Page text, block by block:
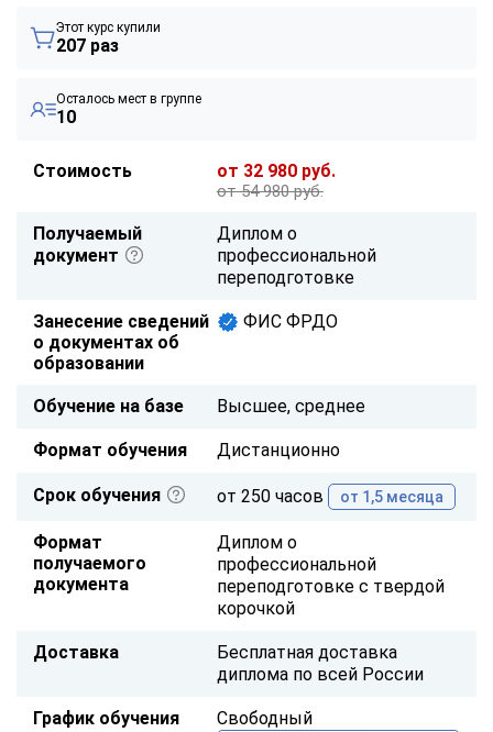
Этот курс купили
207 раз
Осталось мест в группе
10
Стоимость от 32 980 руб.
от 54 980 руб.
Получаемый
документ
Диплом о
профессиональной
переподготовке
Занесение сведений
о документах об
образовании
ФИС ФРДО
Обучение на базе Высшее, среднее
Формат обучения Дистанционно
Срок обучения от 250 часов от 1,5 месяца
Формат
получаемого
документа
Диплом о
профессиональной
переподготовке с твердой
корочкой
Доставка
Бесплатная доставка
диплома по всей России
График обучения Свободный